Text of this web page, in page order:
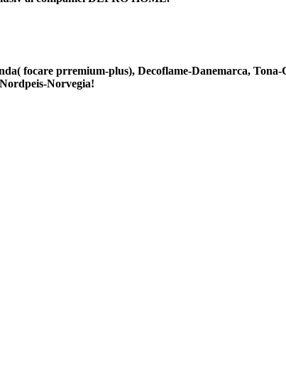
focare prremium-plus), Decoflame-Danemarca, Tona-
Norvegia!